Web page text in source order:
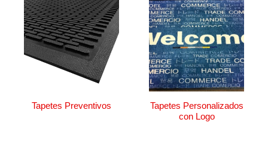
Tapetes Preventivos
Tapetes Personalizados
con Logo